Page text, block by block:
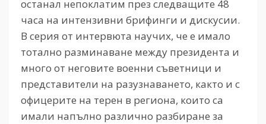
останал непоклатим през следващите 48
часа на интензивни брифинги и дискусии.
В серия от интервюта научих, че е имало
тотално разминаване между президента и
много от неговите военни съветници и
представители на разузнаването, както и с
офицерите на терен в региона, които са
имали напълно различно разбиране за